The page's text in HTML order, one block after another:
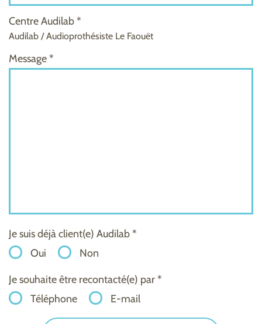
Centre Audilab *
Audilab / Audioprothésiste Le Faouët
Message *
Je suis déjà client(e) Audilab *
Oui
Non
Je souhaite être recontacté(e) par *
Téléphone
E-mail